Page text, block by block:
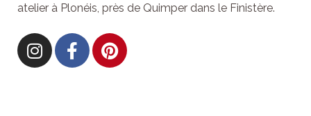
atelier à Plonéis, près de Quimper dans le Finistère.